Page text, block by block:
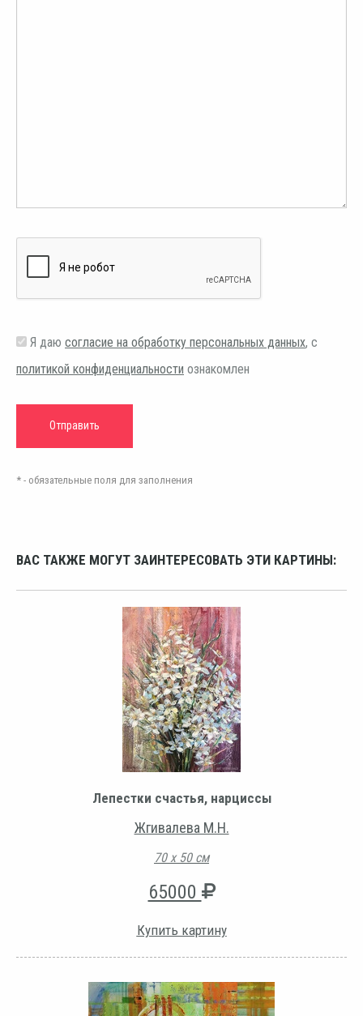
Я даю согласие на обработку персональных данных, с
политикой конфиденциальности ознакомлен
* - обязательные поля для заполнения
ВАС ТАКЖЕ МОГУТ ЗАИНТЕРЕСОВАТЬ ЭТИ КАРТИНЫ:
Лепестки счастья, нарциссы
Жгивалева М.Н.
70 х 50 см
65000
Купить картину